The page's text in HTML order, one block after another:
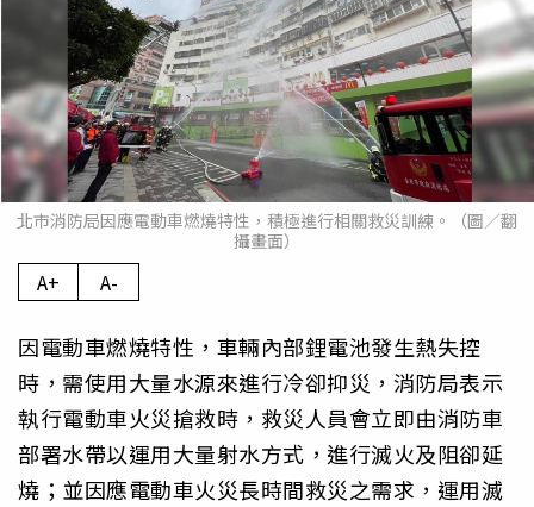
北市消防局因應電動車燃燒特性，積極進行相關救災訓練。（圖／翻
攝畫面）
A+ A-
因電動車燃燒特性，車輛內部鋰電池發生熱失控
時，需使用大量水源來進行冷卻抑災，消防局表示
執行電動車火災搶救時，救災人員會立即由消防車
部署水帶以運用大量射水方式，進行滅火及阻卻延
燒；並因應電動車火災長時間救災之需求，運用滅